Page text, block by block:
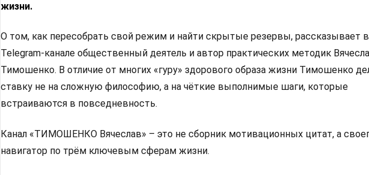
жизни.
О том, как пересобрать свой режим и найти скрытые резервы, рассказывает
Telegram-канале общественный деятель и автор практических методик
Тимошенко. В отличие от многих «гуру» здорового образа жизни Тимошенко
ставку не на сложную философию, а на чёткие выполнимые шаги, которые
встраиваются в повседневность.
Канал «ТИМОШЕНКО Вячеслав» – это не сборник мотивационных цитат, а
навигатор по трём ключевым сферам жизни.